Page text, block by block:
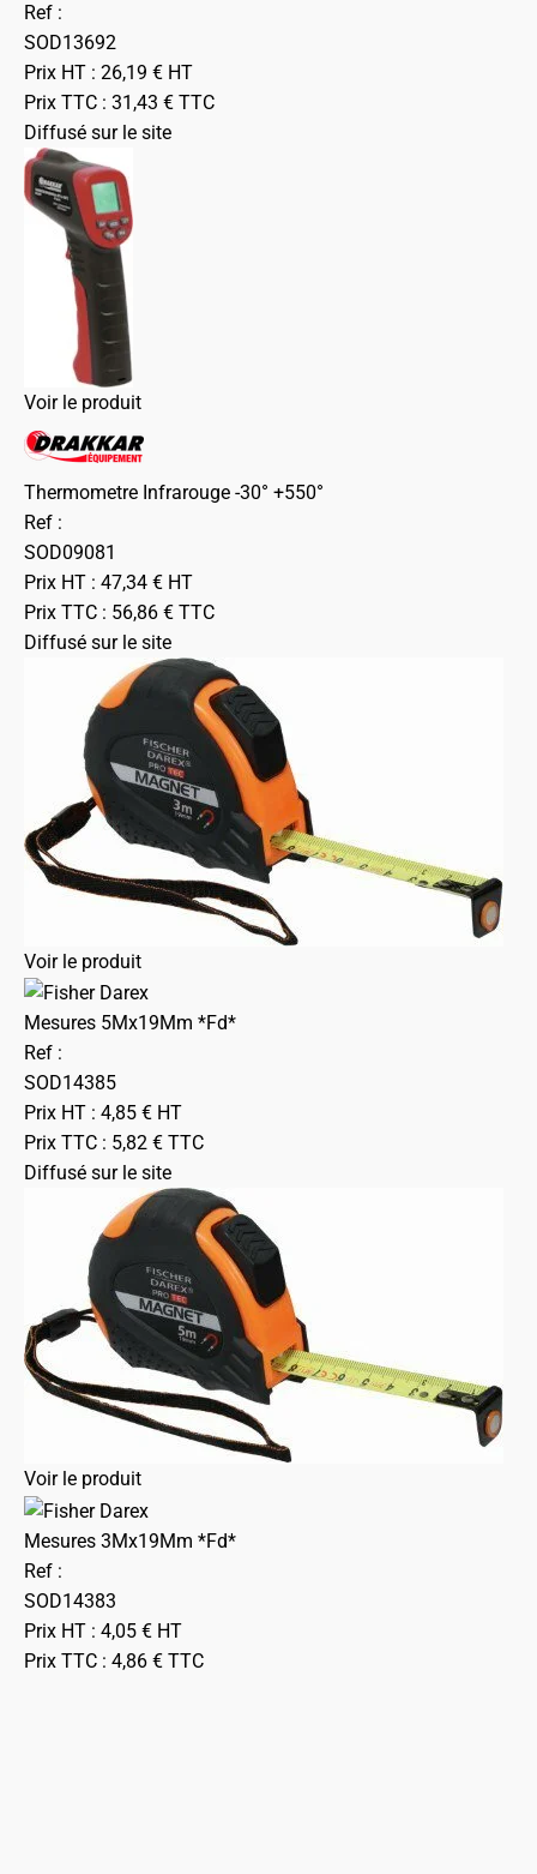
Ref :
SOD13692
Prix HT : 26,19 € HT
Prix TTC : 31,43 € TTC
Diffusé sur le site
Voir le produit
Thermometre Infrarouge -30° +550°
Ref :
SOD09081
Prix HT : 47,34 € HT
Prix TTC : 56,86 € TTC
Diffusé sur le site
Voir le produit
Mesures 5Mx19Mm *Fd*
Ref :
SOD14385
Prix HT : 4,85 € HT
Prix TTC : 5,82 € TTC
Diffusé sur le site
Voir le produit
Mesures 3Mx19Mm *Fd*
Ref :
SOD14383
Prix HT : 4,05 € HT
Prix TTC : 4,86 € TTC